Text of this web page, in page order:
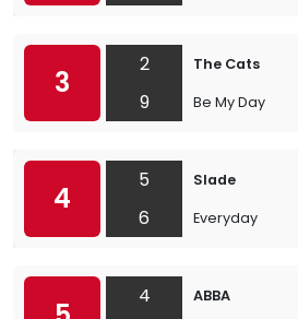
3
2
9
The Cats
Be My Day
4
5
6
Slade
Everyday
4 ABBA